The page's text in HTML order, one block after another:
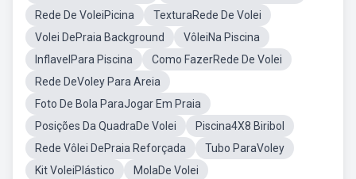
Rede De VoleiPicina
TexturaRede De Volei
Volei DePraia Background
VôleiNa Piscina
InflavelPara Piscina
Como FazerRede De Volei
Rede DeVoley Para Areia
Foto De Bola ParaJogar Em Praia
Posições Da QuadraDe Volei
Piscina4X8 Biribol
Rede Vôlei DePraia Reforçada
Tubo ParaVoley
Kit VoleiPlástico
MolaDe Volei